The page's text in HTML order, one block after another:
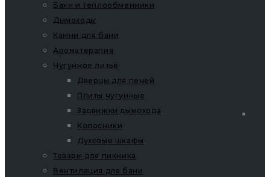
Баки и теплообменники
Дымоходы
Камни для бани
Ароматерапия
Чугунное литьё
Дверцы для печей
Плиты чугунные
Задвижки дымохода
Колосники
Духовые шкафы
Товары для пикника
Вентиляция для бани